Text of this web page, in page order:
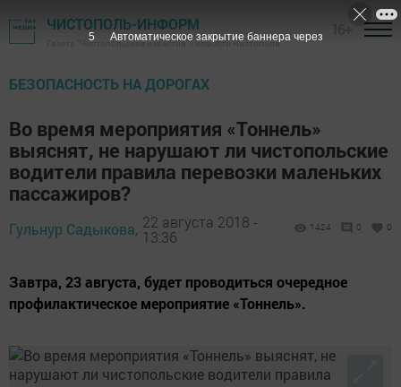
ЧИСТОПОЛЬ-ИНФОРМ
Газета "Чистопольские известия" - новости Чистополя
БЕЗОПАСНОСТЬ НА ДОРОГАХ
Во время мероприятия «Тоннель»
выяснят, не нарушают ли чистопольские
водители правила перевозки маленьких
пассажиров?
Гульнур Садыкова, 22 августа 2018 -
13:36
1424 0 0
Завтра, 23 августа, будет проводиться очередное
профилактическое мероприятие «Тоннель».
4 Автоматическое закрытие баннера через